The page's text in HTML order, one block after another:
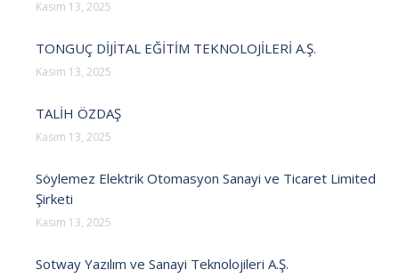
Kasım 13, 2025
TONGUÇ DİJİTAL EĞİTİM TEKNOLOJİLERİ A.Ş.
Kasım 13, 2025
TALİH ÖZDAŞ
Kasım 13, 2025
Söylemez Elektrik Otomasyon Sanayi ve Ticaret Limited
Şirketi
Kasım 13, 2025
Sotway Yazılım ve Sanayi Teknolojileri A.Ş.